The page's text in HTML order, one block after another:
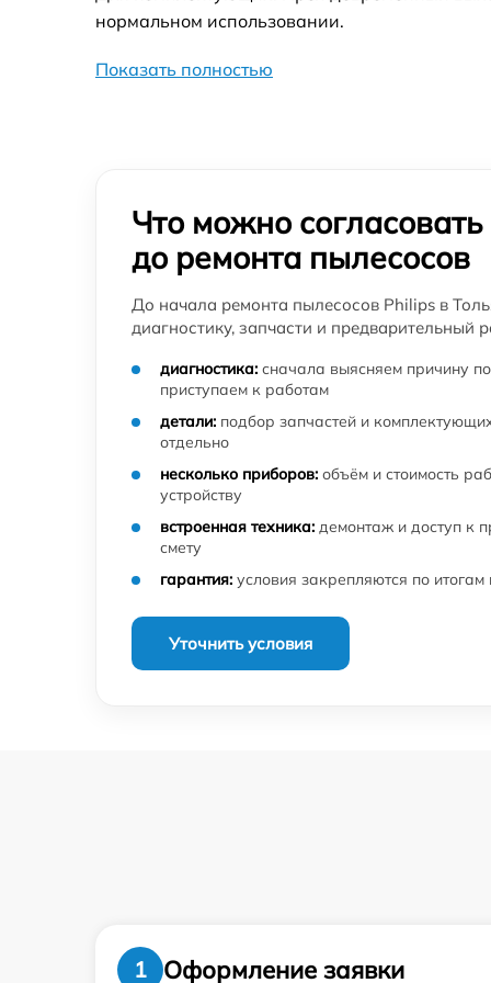
пылесоса Philips
нормальном использовании.
Показать полностью
Что можно согласовать
до ремонта пылесосов
До начала ремонта пылесосов Philips в
диагностику, запчасти и предварительный
диагностика: сначала выясняем причину
приступаем к работам
детали: подбор запчастей и
отдельно
несколько приборов: объём и стоимость
устройству
встроенная техника: демонтаж и доступ к
смету
гарантия: условия закрепляются по
Уточнить условия
1 Оформление заявки